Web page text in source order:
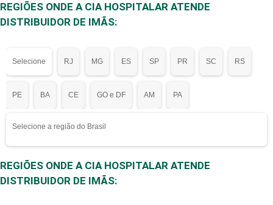
REGIÕES ONDE A CIA HOSPITALAR ATENDE
DISTRIBUIDOR DE IMÃS:
Selecione RJ MG ES SP PR SC RS
PE BA CE GO e DF AM PA
Selecione a região do Brasil
REGIÕES ONDE A CIA HOSPITALAR ATENDE
DISTRIBUIDOR DE IMÃS: